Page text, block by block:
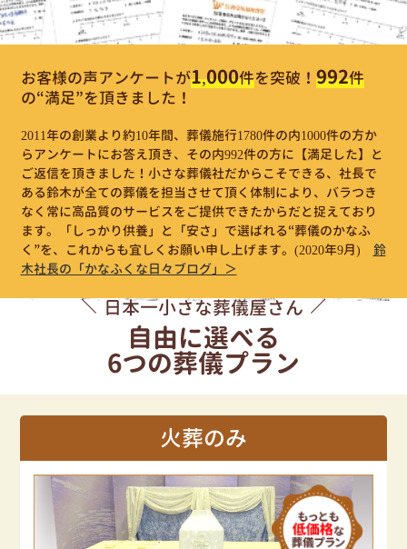
お客様の声アンケートが1,000件を突破！ 992件
の“満足”を頂きました！
2011年の創業より約10年間、葬儀施行1780件の内1000件の方か
らアンケートにお答え頂き、その内992件の方に【満足した】と
ご返信を頂きました！小さな葬儀社だからこそできる、社長で
ある鈴木が全ての葬儀を担当させて頂く体制により、バラつき
なく常に高品質のサービスをご提供できたからだと捉えており
ます。「しっかり供養」と「安さ」で選ばれる“葬儀のかなふ
く”を、これからも宜しくお願い申し上げます。 (2020年9月)
鈴
木社長の「かなふくな日々ブログ」＞
日本一小さな葬儀屋さん
自由に選べる
6つの葬儀プラン
火葬のみ